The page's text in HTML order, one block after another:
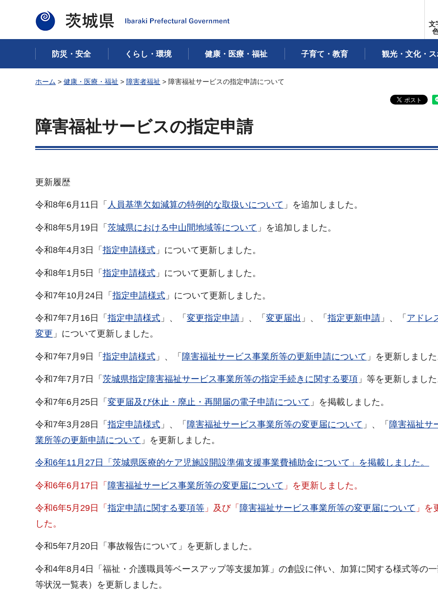
茨城県
文
防災・安全 くらし・環境 健康・医療・福祉 子育て・教育 観光・文化・ス
ホーム > 健康・医療・福祉 > 障害者福祉 > 障害福祉サービスの指定申請について
障害福祉サービスの指定申請
更新履歴
令和8年6月11日「 人員基準欠如減算の特例的な取扱いについて 」を追加しました。
令和8年5月19日「 茨城県における中山間地域等について 」を追加しました。
令和8年4月3日「 指定申請様式 」について更新しました。
令和8年1月5日「 指定申請様式 」について更新しました。
令和7年10月24日「 指定申請様式 」について更新しました。
令和7年7月16日「 指定申請様式 」、「 変更指定申請 」、「 変更届出 」、「 指定更新申請 」、「 アドレ
変更 」について更新しました。
令和7年7月9日「 指定申請様式 」、「 障害福祉サービス事業所等の更新申請について 」を更新しました
令和7年7月7日「 茨城県指定障害福祉サービス事業所等の指定手続きに関する要項 」等を更新しました
令和7年6月25日「 変更届及び休止・廃止・再開届の電子申請について 」を掲載しました。
令和7年3月28日「 指定申請様式 」、「 障害福祉サービス事業所等の変更届について 」、「 障害福祉サ
業所等の更新申請について 」を更新しました。
令和6年11月27日「茨城県医療的ケア児施設開設準備支援事業費補助金について」を掲載しました。
令和6年6月17日「 障害福祉サービス事業所等の変更届について 」を更新しました。
令和6年5月29日「 指定申請に関する要項等 」及び「 障害福祉サービス事業所等の変更届について 」を
した。
令和5年7月20日「事故報告について」を更新しました。
令和4年8月4日「福祉・介護職員等ベースアップ等支援加算」の創設に伴い、加算に関する様式等の一
等状況一覧表）を更新しました。